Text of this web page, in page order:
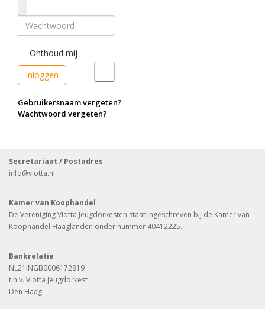
Onthoud mij
Inloggen
Gebruikersnaam vergeten?
Wachtwoord vergeten?
Secretariaat / Postadres
info@viotta.nl
Kamer van Koophandel
De Vereniging Viotta Jeugdorkesten staat ingeschreven bij de Kamer van
Koophandel Haaglanden onder nummer 40412225.
Bankrelatie
NL21INGB0006172819
t.n.v. Viotta Jeugdorkest
Den Haag